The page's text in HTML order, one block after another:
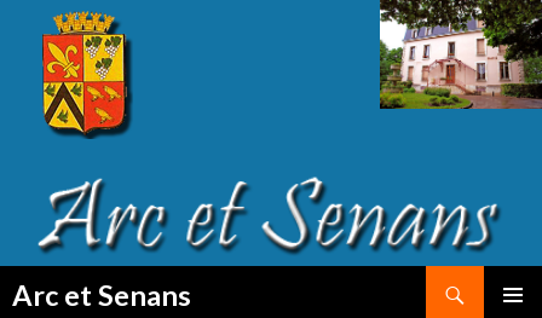
Arc et Senans